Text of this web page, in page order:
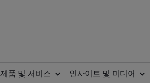
제품 및 서비스 인사이트 및 미디어